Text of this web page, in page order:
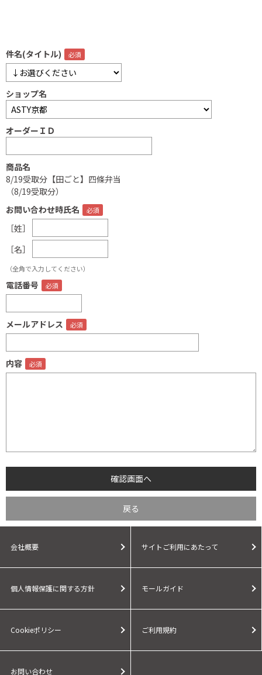
件名(タイトル)
ショップ名
オーダーＩＤ
商品名
8/19受取分【田ごと】四條弁当
（8/19受取分）
お問い合わせ時氏名
［姓］
［名］
（全角で入力してください）
電話番号
メールアドレス
内容
会社概要 サイトご利用にあたって
個人情報保護に関する方針 モールガイド
Cookieポリシー ご利用規約
お問い合わせ